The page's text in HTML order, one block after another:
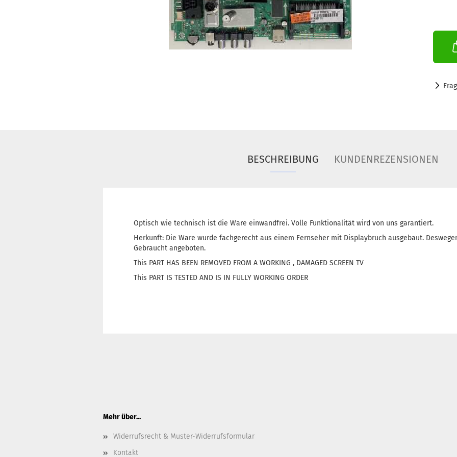
BESCHREIBUNG KUNDENREZENSIONEN
Optisch wie technisch ist die Ware einwandfrei. Volle Funktionalität wird von uns garantiert.
Herkunft: Die Ware wurde fachgerecht aus einem Fernseher mit Displaybruch ausgebaut.
Gebraucht angeboten.
This PART HAS BEEN REMOVED FROM A WORKING , DAMAGED SCREEN TV
This PART IS TESTED AND IS IN FULLY WORKING ORDER
Mehr über...
Widerrufsrecht & Muster-Widerrufsformular
Kontakt